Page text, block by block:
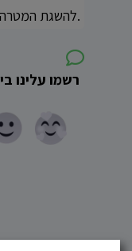
להשגת המטרה שלכם.
רשמו עלינו